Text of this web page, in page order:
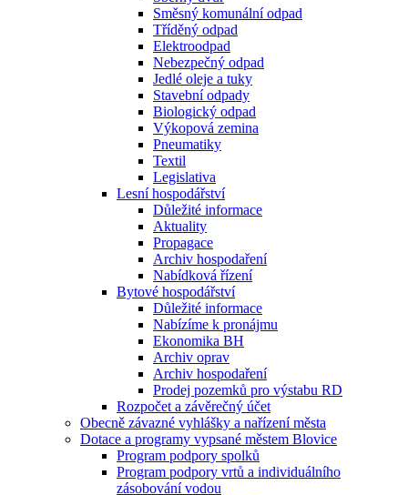
Směsný komunální odpad
Tříděný odpad
Elektroodpad
Nebezpečný odpad
Jedlé oleje a tuky
Stavební odpady
Biologický odpad
Výkopová zemina
Pneumatiky
Textil
Legislativa
Lesní hospodářství
Důležité informace
Aktuality
Propagace
Archiv hospodaření
Nabídková řízení
Bytové hospodářství
Důležité informace
Nabízíme k pronájmu
Ekonomika BH
Archiv oprav
Archiv hospodaření
Prodej pozemků pro výstabu RD
Rozpočet a závěrečný účet
Obecně závazné vyhlášky a nařízení města
Dotace a programy vypsané městem Blovice
Program podpory spolků
Program podpory vrtů a individuálního
zásobování vodou